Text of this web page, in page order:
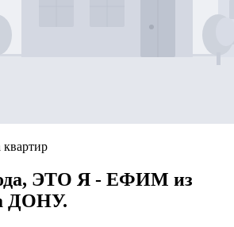
квартир
ЭТО Я - ЕФИМ из
ДОНУ.